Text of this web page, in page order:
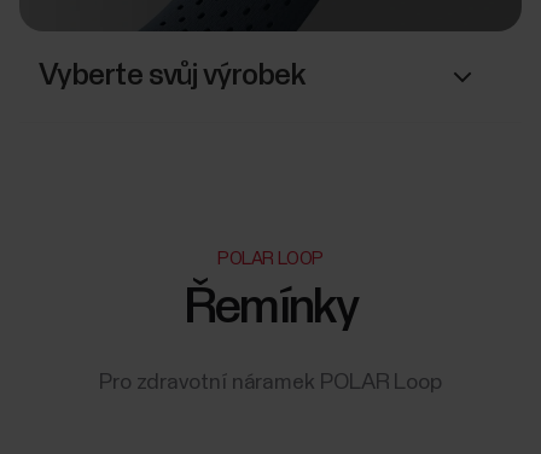
Vyberte svůj výrobek
POLAR LOOP
Řemínky
Pro zdravotní náramek POLAR Loop